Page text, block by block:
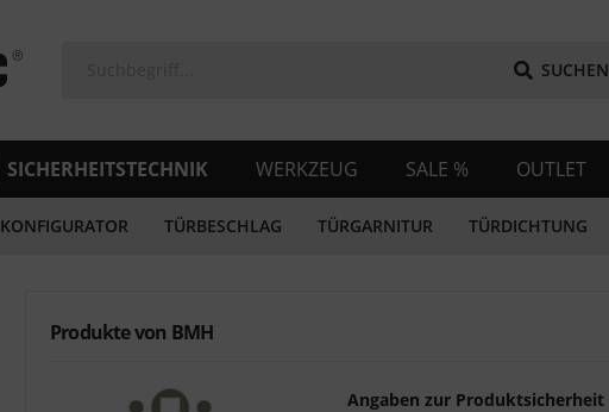
SUCHEN
KONFIGURATOR TÜRBESCHLAG TÜRGARNITUR TÜRDICHTUNG
SICHERHEITSTECHNIK WERKZEUG SALE % OUTLET
Produkte von BMH
Angaben zur Produktsicherheit